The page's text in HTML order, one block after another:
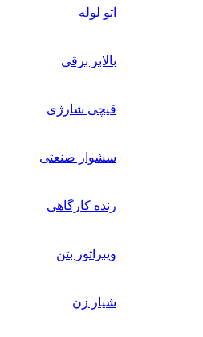
اتو لوله
بالابر برقی
قیچی شارژی
سشوار صنعتی
رنده کارگاهی
ویبراتور بتن
شیار زن